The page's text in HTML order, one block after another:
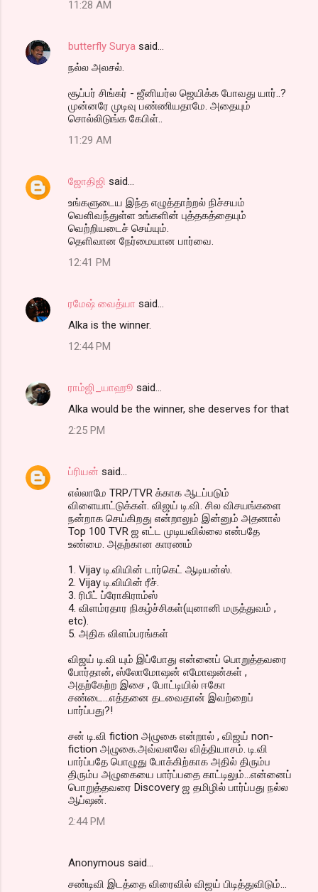
11:28 AM
butterfly Surya said…
நல்ல அலசல்.
சூப்பர் சிங்கர் - ஜீனியர்ல ஜெயிக்க போவது யார்..?
முன்னரே முடிவு பண்ணியதாமே. அதையும்
சொல்லிடுங்க கேபிள்..
11:29 AM
ஜோதிஜி said…
உங்களுடைய இந்த எழுத்தாற்றல் நிச்சயம்
வெளிவந்துள்ள உங்களின் புத்தகத்தையும்
வெற்றியடைச் செய்யும்.
தெளிவான நேர்மையான பார்வை.
12:41 PM
ரமேஷ் வைத்யா said…
Alka is the winner.
12:44 PM
ராம்ஜி_யாஹூ said…
Alka would be the winner, she deserves for that
2:25 PM
ப்ரியன் said…
எல்லாமே TRP/TVR க்காக ஆடப்படும்
விளையாட்டுக்கள். விஜய் டி.வி. சில விசயங்களை
நன்றாக செய்கிறது என்றாலும் இன்னும் அதனால்
Top 100 TVR ஜ எட்ட முடியவில்லை என்பதே
உண்மை. அதற்கான காரணம்
1. Vijay டி.வியின் டார்கெட் ஆடியன்ஸ்.
2. Vijay டி.வியின் ரீச்.
3. ரிபீட் ப்ரோகிராம்ஸ்
4. விளம்ரதார நிகழ்ச்சிகள்(யுனானி மருத்துவம் ,
etc).
5. அதிக விளம்பரங்கள்
விஜய் டி.வி யும் இப்போது என்னைப் பொறுத்தவரை
போர்தான், ஸ்லோமோஷன் எமோஷன்கள் ,
அதற்கேற்ற இசை , போட்டியில் ஈகோ
சண்டை...எத்தனை தடவைதான் இவற்றைப்
பார்ப்பது?!
சன் டி.வி fiction அழுகை என்றால் , விஜய் non-
fiction அழுகை.அவ்வளவே வித்தியாசம். டி.வி
பார்ப்பதே பொழுது போக்கிற்காக அதில் திரும்ப
திரும்ப அழுகையை பார்ப்பதை காட்டிலும்...என்னைப்
பொறுத்தவரை Discovery ஜ தமிழில் பார்ப்பது நல்ல
ஆப்ஷன்.
2:44 PM
Anonymous said…
சண்டிவி இடத்தை விரைவில் விஜய் பிடித்துவிடும்...